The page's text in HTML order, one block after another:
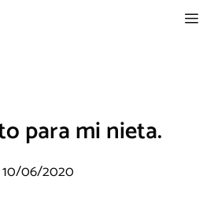
para mi nieta.
10/06/2020